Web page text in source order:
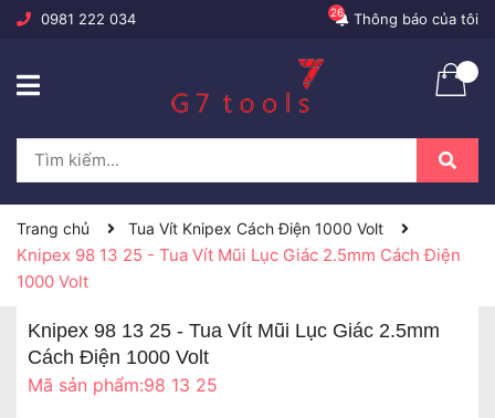
0981 222 034 Thông báo của tôi
26
Trang chủ Tua Vít Knipex Cách Điện 1000 Volt
Knipex 98 13 25 - Tua Vít Mũi Lục Giác 2.5mm Cách Điện
1000 Volt
Knipex 98 13 25 - Tua Vít Mũi Lục Giác 2.5mm
Cách Điện 1000 Volt
Mã sản phẩm:98 13 25